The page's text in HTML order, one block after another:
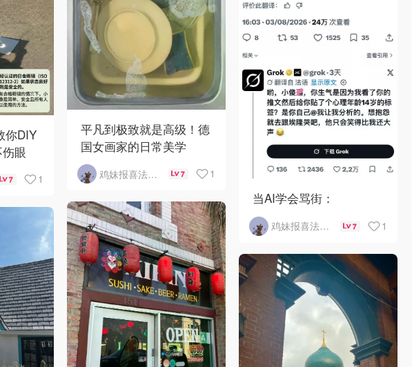
平凡到极致就是高级！德
国女画家的日常美学
鸡妹报喜法国实用信息版 7 1
你DIY
眼
7 1
当AI学会骂街：
鸡妹报喜法国实用信息版 7 1